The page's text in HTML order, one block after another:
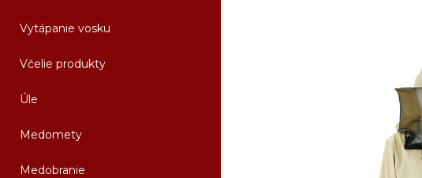
Vytápanie vosku
Včelie produkty
Úle
Medomety
Medobranie